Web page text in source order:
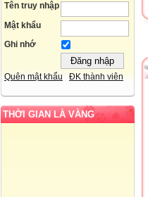
Tên truy nhập
Mật khẩu
Ghi nhớ
Quên mật khẩu ĐK thành viên
THỜI GIAN LÀ VÀNG